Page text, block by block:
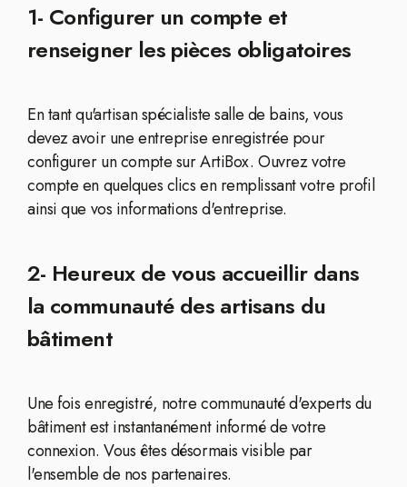
1- Configurer un compte et
renseigner les pièces obligatoires
En tant qu'artisan spécialiste salle de bains, vous
devez avoir une entreprise enregistrée pour
configurer un compte sur ArtiBox. Ouvrez votre
compte en quelques clics en remplissant votre profil
ainsi que vos informations d'entreprise.
2- Heureux de vous accueillir dans
la communauté des artisans du
bâtiment
Une fois enregistré, notre communauté d'experts du
bâtiment est instantanément informé de votre
connexion. Vous êtes désormais visible par
l'ensemble de nos partenaires.